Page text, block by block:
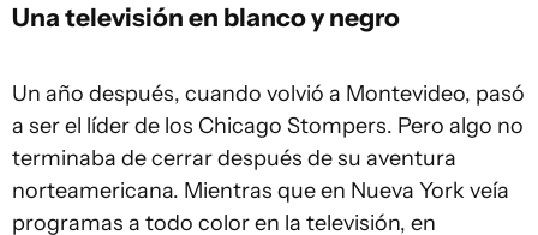
Una televisión en blanco y negro
Un año después, cuando volvió a Montevideo, pasó
a ser el líder de los Chicago Stompers. Pero algo no
terminaba de cerrar después de su aventura
norteamericana. Mientras que en Nueva York veía
programas a todo color en la televisión, en